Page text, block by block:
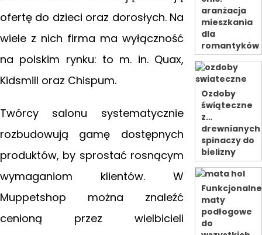
ofertę do dzieci oraz dorosłych. Na
wiele z nich firma ma wyłączność
na polskim rynku: to m. in. Quax,
Kidsmill oraz Chispum.
Twórcy salonu systematycznie
rozbudowują gamę dostępnych
produktów, by sprostać rosnącym
wymaganiom klientów. W
Muppetshop można znaleźć
cenioną przez wielbicieli
aranżacja
mieszkania
dla
romantyków
Ozdoby
świąteczne
z…
drewnianych
spinaczy do
bielizny
Funkcjonalne
maty
podłogowe
do